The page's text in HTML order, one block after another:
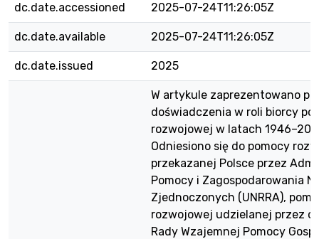
dc.date.accessioned 2025-07-24T11:26:05Z
dc.date.available 2025-07-24T11:26:05Z
dc.date.issued 2025
W artykule zaprezentowano
doświadczenia w roli biorcy
rozwojowej w latach
Odniesiono się do pomocy
przekazanej Polsce przez
Pomocy i Zagospodarowania
Zjednoczonych (UNRRA),
rozwojowej udzielanej przez
Rady Wzajemnej Pomocy